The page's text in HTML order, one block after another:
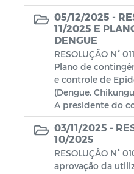
05/12/2025 -
11/2025 E
DENGUE
RESOLUÇÃO N°
Plano de
e controle de
(Dengue,
A presidente do
03/11/2025 -
10/2025
RESOLUÇÂO N°
aprovação da